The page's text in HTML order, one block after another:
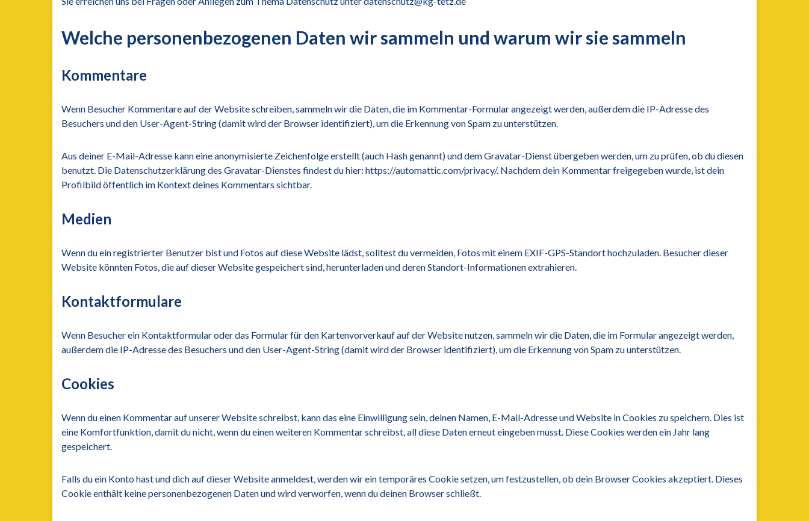
Welche personenbezogenen Daten wir sammeln und warum wir sie sammeln
Kommentare
Wenn Besucher Kommentare auf der Website schreiben, sammeln wir die Daten, die im Kommentar-Formular angezeigt werden, außerdem die IP-Adresse des
Besuchers und den User-Agent-String (damit wird der Browser identifiziert), um die Erkennung von Spam zu unterstützen.
Aus deiner E-Mail-Adresse kann eine anonymisierte Zeichenfolge erstellt (auch Hash genannt) und dem Gravatar-Dienst übergeben werden, um zu prüfen, ob du diesen
benutzt. Die Datenschutzerklärung des Gravatar-Dienstes findest du hier: https://automattic.com/privacy/. Nachdem dein Kommentar freigegeben wurde, ist dein
Profilbild öffentlich im Kontext deines Kommentars sichtbar.
Medien
Wenn du ein registrierter Benutzer bist und Fotos auf diese Website lädst, solltest du vermeiden, Fotos mit einem EXIF-GPS-Standort hochzuladen. Besucher dieser
Website könnten Fotos, die auf dieser Website gespeichert sind, herunterladen und deren Standort-Informationen extrahieren.
Kontaktformulare
Wenn Besucher ein Kontaktformular oder das Formular für den Kartenvorverkauf auf der Website nutzen, sammeln wir die Daten, die im Formular angezeigt werden,
außerdem die IP-Adresse des Besuchers und den User-Agent-String (damit wird der Browser identifiziert), um die Erkennung von Spam zu unterstützen.
Cookies
Wenn du einen Kommentar auf unserer Website schreibst, kann das eine Einwilligung sein, deinen Namen, E-Mail-Adresse und Website in Cookies zu speichern. Dies ist
eine Komfortfunktion, damit du nicht, wenn du einen weiteren Kommentar schreibst, all diese Daten erneut eingeben musst. Diese Cookies werden ein Jahr lang
gespeichert.
Falls du ein Konto hast und dich auf dieser Website anmeldest, werden wir ein temporäres Cookie setzen, um festzustellen, ob dein Browser Cookies akzeptiert. Dieses
Cookie enthält keine personenbezogenen Daten und wird verworfen, wenn du deinen Browser schließt.